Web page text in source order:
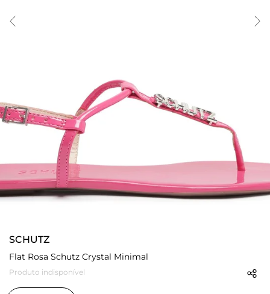
SCHUTZ
Flat Rosa Schutz Crystal Minimal
Produto indisponível